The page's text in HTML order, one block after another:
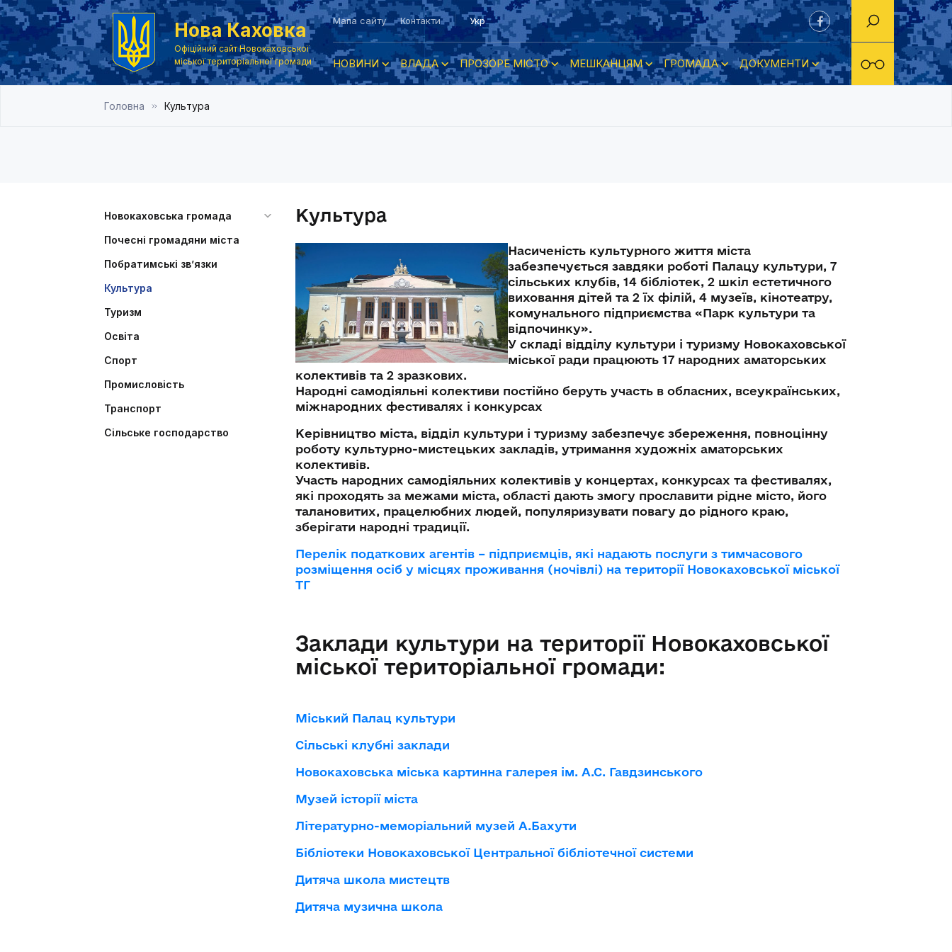
Нова Каховка
Офіційний сайт Новокаховської
міської територіальної громади
Мапа сайту Контакти Укр
НОВИНИ ВЛАДА ПРОЗОРЕ МІСТО МЕШКАНЦЯМ ГРОМАДА ДОКУМЕНТИ
Головна Культура
Новокаховська громада
Почесні громадяни міста
Побратимські зв’язки
Культура
Туризм
Освіта
Спорт
Промисловість
Транспорт
Сільське господарство
Культура
Насиченість культурного життя міста
забезпечується завдяки роботі Палацу культури, 7
сільських клубів, 14 бібліотек, 2 шкіл естетичного
виховання дітей та 2 їх філій, 4 музеїв, кінотеатру,
комунального підприємства «Парк культури та
відпочинку».
У складі відділу культури і туризму Новокаховської
міської ради працюють 17 народних аматорських
колективів та 2 зразкових.
Народні самодіяльні колективи постійно беруть участь в обласних, всеукраїнських,
міжнародних фестивалях і конкурсах
Керівництво міста, відділ культури і туризму забезпечує збереження, повноцінну
роботу культурно-мистецьких закладів, утримання художніх аматорських
колективів.
Участь народних самодіяльних колективів у концертах, конкурсах та фестивалях,
які проходять за межами міста, області дають змогу прославити рідне місто, його
талановитих, працелюбних людей, популяризувати повагу до рідного краю,
зберігати народні традиції.
Перелік податкових агентів – підприємців, які надають послуги з тимчасового
розміщення осіб у місцях проживання (ночівлі) на території Новокаховської міської
ТГ
Заклади культури на території Новокаховської
міської територіальної громади:
Міський Палац культури
Сільські клубні заклади
Новокаховська міська картинна галерея ім. А.С. Гавдзинського
Музей історії міста
Літературно-меморіальний музей А.Бахути
Бібліотеки Новокаховської Центральної бібліотечної системи
Дитяча школа мистецтв
Дитяча музична школа